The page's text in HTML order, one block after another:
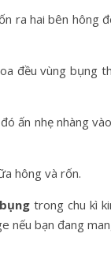
ra hai bên hông
đều vùng bụng
ấn nhẹ nhàng
hông và rốn.
trong chu kì
nếu bạn đang